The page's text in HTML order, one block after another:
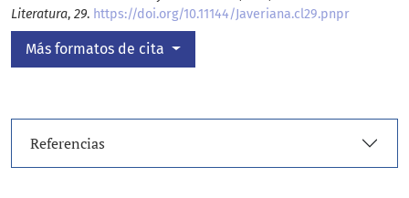
Literatura, 29. https://doi.org/10.11144/Javeriana.cl29.pnpr
Más formatos de cita
Referencias